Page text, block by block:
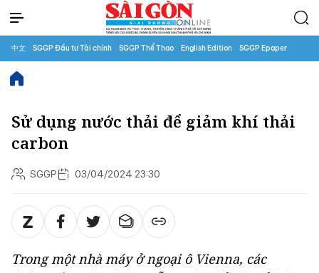
中文 SGGP Đầu tư Tài chính SGGP Thể Thao English Edition SGGP Epaper
Sử dụng nước thải để giảm khí thải
carbon
SGGP 03/04/2024 23:30
Trong một nhà máy ở ngoại ô Vienna, các